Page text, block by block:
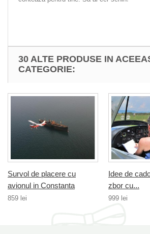
30 ALTE PRODUSE IN
CATEGORIE:
Survol de placere cu
avionul in Constanta
859 lei
Idee de
zbor cu...
999 lei